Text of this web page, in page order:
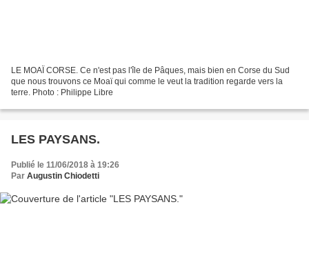
LE MOAÏ CORSE. Ce n'est pas l'île de Pâques, mais bien en Corse du Sud
que nous trouvons ce Moaï qui comme le veut la tradition regarde vers la
terre. Photo : Philippe Libre
LES PAYSANS.
Publié le 11/06/2018 à 19:26
Par Augustin Chiodetti